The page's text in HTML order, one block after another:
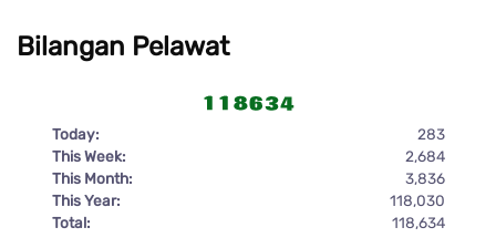
Bilangan Pelawat
Today:
283
This Week:
2,684
This Month:
3,836
This Year:
118,030
Total:
118,634